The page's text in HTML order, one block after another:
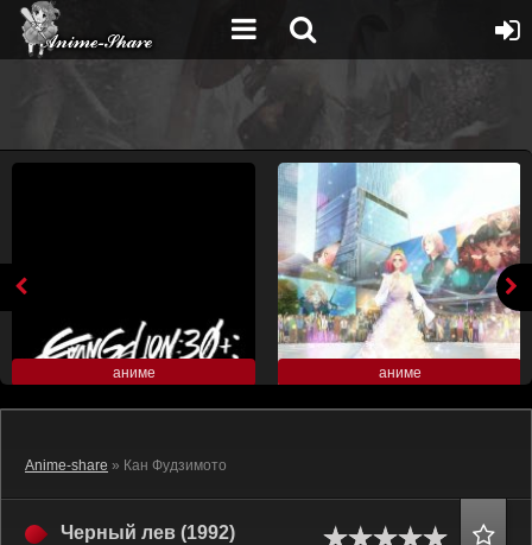
аниме аниме
Anime-share » Кан Фудзимото
Черный лев (1992)